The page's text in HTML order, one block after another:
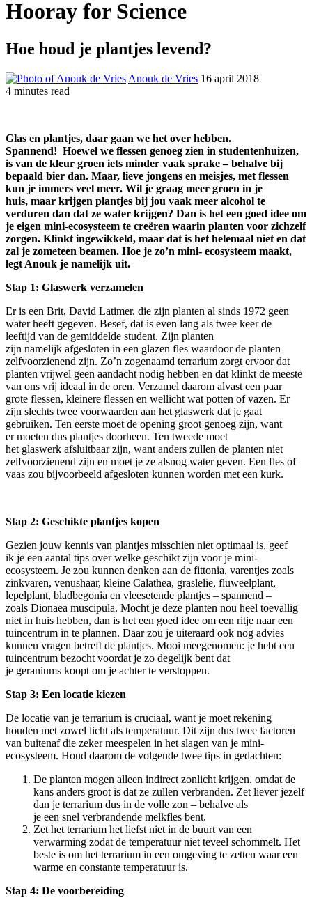
Hooray for Science
Hoe houd je plantjes levend?
Anouk de Vries 16 april 2018
4 minutes read
Glas en plantjes, daar gaan we het over hebben.
Spannend! Hoewel we flessen genoeg zien in studentenhuizen,
is van de kleur groen iets minder vaak sprake– behalve bij
bepaald bier dan. Maar, lieve jongens en meisjes, met flessen
kun je immers veel meer. Wil je graag meer groen in je
huis, maar krijgen plantjes bij jou vaak meer alcohol te
verduren dan dat ze water krijgen? Dan is het een goed idee om
je eigen mini-ecosysteem te creëren waarin planten voor zichzelf
zorgen. Klinkt ingewikkeld, maar dat is het helemaal niet en dat
zal je zometeen beamen. Hoe je zo’n mini- ecosysteem maakt,
legt Anouk je namelijk uit.
Stap 1: Glaswerk verzamelen
Er is een Brit, David Latimer, die zijn planten al sinds 1972 geen
water heeft gegeven. Besef, dat is even lang als twee keer de
leeftijd van de gemiddelde student. Zijn planten
zijn namelijk afgesloten in een glazen fles waardoor de planten
zelfvoorzienend zijn. Zo’n zogenaamd terrarium zorgt ervoor dat
planten vrijwel geen aandacht nodig hebben en dat klinkt de meeste
van ons vrij ideaal in de oren. Verzamel daarom alvast een paar
grote flessen, kleinere flessen en wellicht wat potten of vazen. Er
zijn slechts twee voorwaarden aan het glaswerk dat je gaat
gebruiken. Ten eerste moet de opening groot genoeg zijn, want
er moeten dus plantjes doorheen. Ten tweede moet
het glaswerk afsluitbaar zijn, want anders zullen de planten niet
zelfvoorzienend zijn en moet je ze alsnog water geven. Een fles of
vaas zou bijvoorbeeld afgesloten kunnen worden met een kurk.
Stap 2: Geschikte plantjes kopen
Gezien jouw kennis van plantjes misschien niet optimaal is, geef
ik je een aantal tips over welke geschikt zijn voor je mini-
ecosysteem. Je zou kunnen denken aan de fittonia, varentjes zoals
zinkvaren, venushaar, kleine Calathea, graslelie, fluweelplant,
lepelplant, bladbegonia en vleesetende plantjes – spannend –
zoals Dionaea muscipula. Mocht je deze planten nou heel toevallig
niet in huis hebben, dan is het een goed idee om een ritje naar een
tuincentrum in te plannen. Daar zou je uiteraard ook nog advies
kunnen vragen betreft de plantjes. Mooi meegenomen: je hebt een
tuincentrum bezocht voordat je zo degelijk bent dat
je geraniums koopt om je achter te verstoppen.
Stap 3: Een locatie kiezen
De locatie van je terrarium is cruciaal, want je moet rekening
houden met zowel licht als temperatuur. Dit zijn dus twee factoren
van buitenaf die zeker meespelen in het slagen van je mini-
ecosysteem. Houd daarom de volgende twee tips in gedachten:
De planten mogen alleen indirect zonlicht krijgen, omdat de
kans anders groot is dat ze zullen verbranden. Zet liever jezelf
dan je terrarium dus in de volle zon – behalve als
je een snel verbrandende melkfles bent.
Zet het terrarium het liefst niet in de buurt van een
verwarming zodat de temperatuur niet teveel schommelt. Het
beste is om het terrarium in een omgeving te zetten waar een
warme en constante temperatuur is.
Stap 4: De voorbereiding